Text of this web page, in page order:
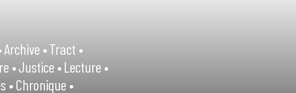
Archive •Tract •
•Justice •Lecture •
•Chronique •